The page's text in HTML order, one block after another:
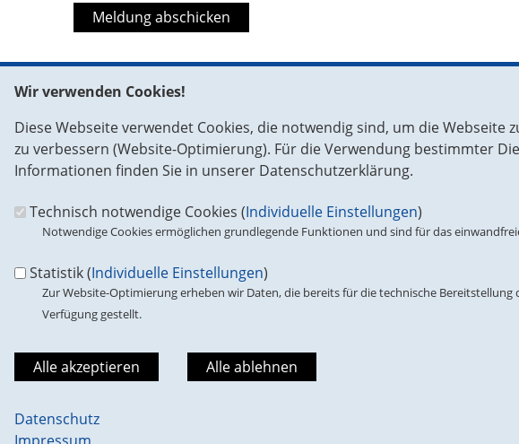
Fußbereich
So erreichen Sie uns in Brüssel
Europäisches Parlament
ASP 15 E 150
1047 Brüssel
Fax: 0032-2-284 49 72
CDU/CSU-Gruppe in der
im Europäischen Parlament
Unter den Linden 71
Telefon:00 49-30-227 757 75
Fax:00 49-30-227 769 58
Suche
Suchformular
Suche
Wir verwenden Cookies!
Diese Webseite verwendet Cookies, die notwendig sind, um die
zu verbessern (Website-Optimierung). Für die Verwendung bestimmter
Informationen finden Sie in unserer Datenschutzerklärung.
Technisch notwendige Cookies (Individuelle Einstellungen)
Notwendige Cookies ermöglichen grundlegende Funktionen und sind für das
Statistik (Individuelle Einstellungen)
Zur Website-Optimierung erheben wir Daten, die bereits für die technische
Verfügung gestellt.
Datenschutz